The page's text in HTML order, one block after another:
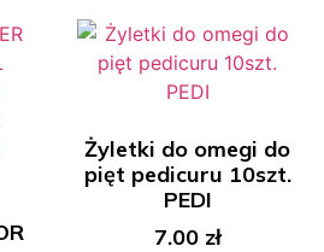
Żyletki do omegi do
pięt pedicuru 10szt.
PEDI
7.00 zł